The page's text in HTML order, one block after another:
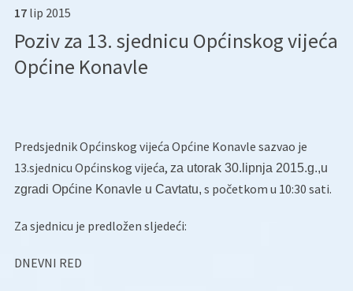
17 lip 2015
Poziv za 13. sjednicu Općinskog vijeća
Općine Konavle
Predsjednik Općinskog vijeća Općine Konavle sazvao je
13.sjednicu Općinskog vijeća, za utorak 30.lipnja 2015.g.,u
zgradi Općine Konavle u Cavtatu, s početkom u 10:30 sati.
Za sjednicu je predložen sljedeći:
DNEVNI RED